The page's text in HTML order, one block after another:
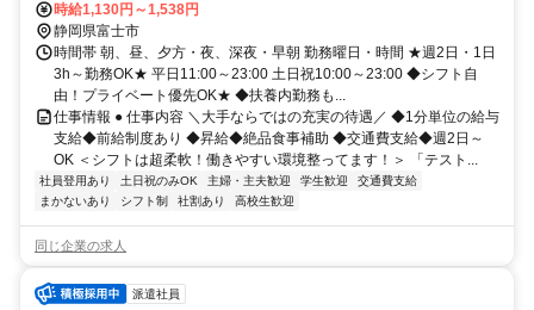
時給1,130円～1,538円
静岡県富士市
時間帯 朝、昼、夕方・夜、深夜・早朝 勤務曜日・時間 ★週2日・1日
3h～勤務OK★ 平日11:00～23:00 土日祝10:00～23:00 ◆シフト自
由！プライベート優先OK★ ◆扶養内勤務も...
仕事情報 ● 仕事内容 ＼大手ならではの充実の待遇／ ◆1分単位の給与
支給◆前給制度あり ◆昇給◆絶品食事補助 ◆交通費支給◆週2日～
OK ＜シフトは超柔軟！働きやすい環境整ってます！＞ 「テスト...
社員登用あり 土日祝のみOK 主婦・主夫歓迎 学生歓迎
交通費支給
まかないあり
シフト制 社割あり 高校生歓迎
同じ企業の求人
派遣社員